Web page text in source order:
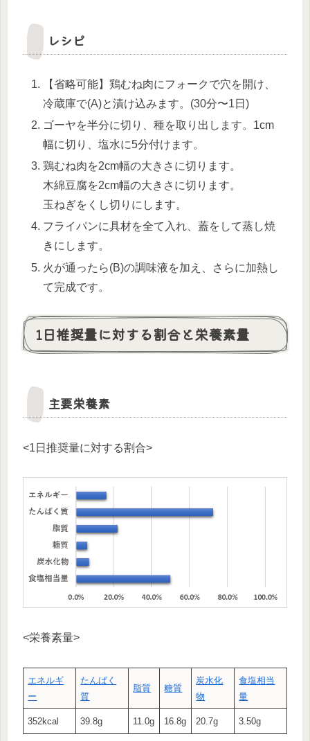
レシピ
【省略可能】鶏むね肉にフォークで穴を開け、
冷蔵庫で(A)と漬け込みます。(30分〜1日)
ゴーヤを半分に切り、種を取り出します。1cm
幅に切り、塩水に5分付けます。
鶏むね肉を2cm幅の大きさに切ります。
木綿豆腐を2cm幅の大きさに切ります。
玉ねぎをくし切りにします。
フライパンに具材を全て入れ、蓋をして蒸し焼
きにします。
火が通ったら(B)の調味液を加え、さらに加熱し
て完成です。
1日推奨量に対する割合と栄養素量
主要栄養素
<1日推奨量に対する割合>
<栄養素量>
エネルギ
ー
たんぱく
質
脂質 糖質
炭水化
物
食塩相当
量
352kcal 39.8g 11.0g 16.8g 20.7g 3.50g